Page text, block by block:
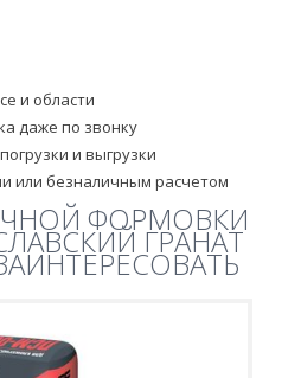
и области
даже по звонку
и выгрузки
или безналичным расчетом
ФОРМОВКИ
ГРАНАТ